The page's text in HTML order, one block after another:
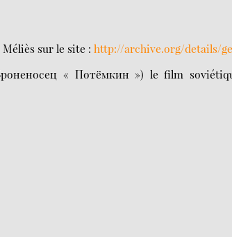
sur le site :http://archive.org/details/
« Потёмкин ») le film